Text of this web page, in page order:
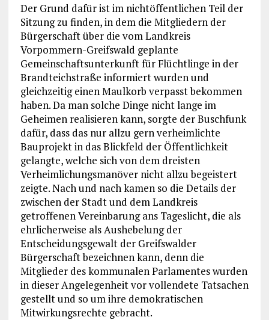
Der Grund dafür ist im nichtöffentlichen Teil der
Sitzung zu finden, in dem die Mitgliedern der
Bürgerschaft über die vom Landkreis
Vorpommern-Greifswald geplante
Gemeinschaftsunterkunft für Flüchtlinge in der
Brandteichstraße informiert wurden und
gleichzeitig einen Maulkorb verpasst bekommen
haben. Da man solche Dinge nicht lange im
Geheimen realisieren kann, sorgte der Buschfunk
dafür, dass das nur allzu gern verheimlichte
Bauprojekt in das Blickfeld der Öffentlichkeit
gelangte, welche sich von dem dreisten
Verheimlichungsmanöver nicht allzu begeistert
zeigte. Nach und nach kamen so die Details der
zwischen der Stadt und dem Landkreis
getroffenen Vereinbarung ans Tageslicht, die als
ehrlicherweise als Aushebelung der
Entscheidungsgewalt der Greifswalder
Bürgerschaft bezeichnen kann, denn die
Mitglieder des kommunalen Parlamentes wurden
in dieser Angelegenheit vor vollendete Tatsachen
gestellt und so um ihre demokratischen
Mitwirkungsrechte gebracht.